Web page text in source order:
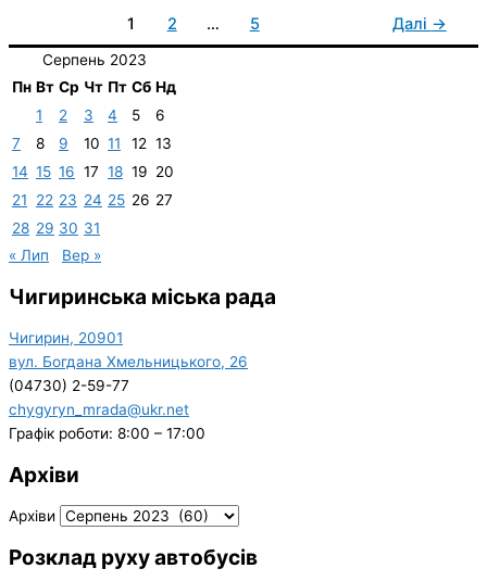
1 2 … 5 Далі →
Серпень 2023
Пн Вт Ср Чт Пт Сб Нд
1
2 3 4 5
6
7
8 9 10 11 12 13
14 15 16 17 18 19 20
21
22 23 24 25 26 27
28 29 30 31
« Лип
Вер »
Чигиринська міська рада
Чигирин, 20901
вул. Богдана Хмельницького, 26
(04730) 2-59-77
chygyryn_mrada@ukr.net
Графік роботи: 8:00 – 17:00
Архіви
Архіви
Розклад руху автобусів